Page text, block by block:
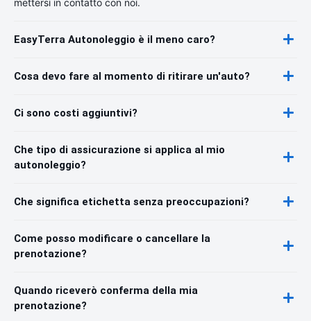
mettersi in contatto con noi.
EasyTerra Autonoleggio è il meno caro?
Cosa devo fare al momento di ritirare un'auto?
Ci sono costi aggiuntivi?
Che tipo di assicurazione si applica al mio
autonoleggio?
Che significa etichetta senza preoccupazioni?
Come posso modificare o cancellare la
prenotazione?
Quando riceverò conferma della mia
prenotazione?